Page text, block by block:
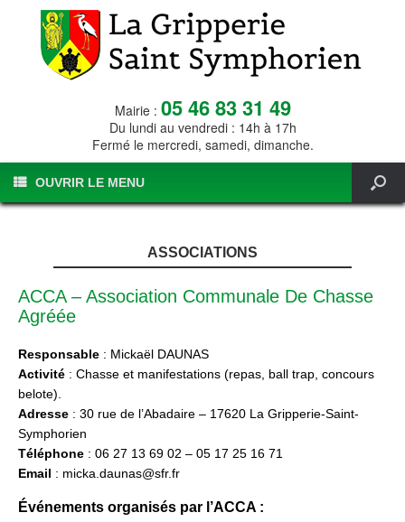
Mairie : 05 46 83 31 49
Du lundi au vendredi : 14h à 17h
Fermé le mercredi, samedi, dimanche.
OUVRIR LE MENU
ASSOCIATIONS
ACCA – Association Communale De Chasse
Agréée
Responsable : Mickaël DAUNAS
Activité : Chasse et manifestations (repas, ball trap, concours
belote).
Adresse : 30 rue de l’Abadaire – 17620 La Gripperie-Saint-
Symphorien
Téléphone : 06 27 13 69 02 – 05 17 25 16 71
Email : micka.daunas@sfr.fr
Événements organisés par l’ACCA :